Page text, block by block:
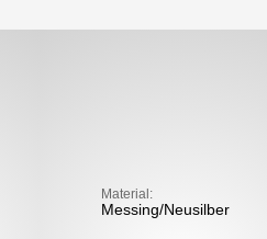
Material:
Messing/Neusilber